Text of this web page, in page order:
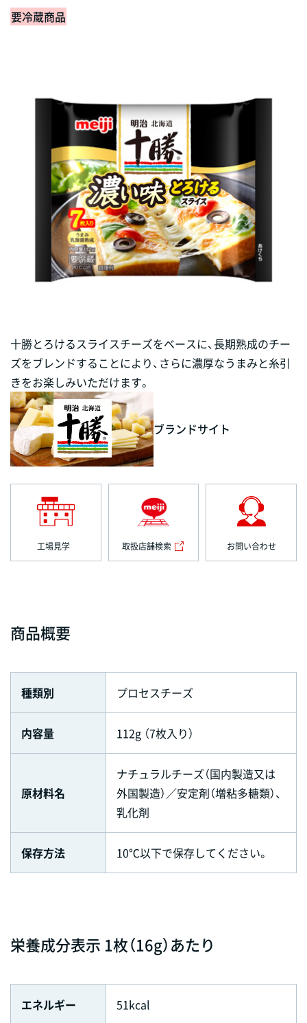
要冷蔵商品
十勝とろけるスライスチーズをベースに、長期熟成のチー
ズをブレンドすることにより、さらに濃厚なうまみと糸引
きをお楽しみいただけます。
ブランドサイト
工場見学 取扱店舗検索 お問い合わせ
商品概要
種類別 プロセスチーズ
内容量 112g （7枚入り）
原材料名
ナチュラルチーズ（国内製造又は
外国製造）／安定剤（増粘多糖類）、
乳化剤
保存方法 10℃以下で保存してください。
栄養成分表示 1枚（16g）あたり
エネルギー 51kcal